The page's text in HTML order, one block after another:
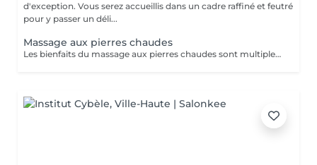
d'exception. Vous serez accueillis dans un cadre raffiné et feutré
pour y passer un déli...
Massage aux pierres chaudes
Les bienfaits du massage aux pierres chaudes sont multiples. Il permet notamment de lâcher prise, de détoxifier l'organisme et d'améliorer la circulation sanguine. Plusieurs maladies et certaines douleurs sont également traitées grâce à cette technique de massage, dont : L'arthrite ; La fibromyalgie ; L'insomnie ; Les douleurs musculaires ; Les maladies liées au stress. Cependant, tout le monde ne peut pas profiter des vertus thérapeutiques du massage aux pierres chaudes. Certaines contre-indications existent. Les personnes souffrant de diabète, de problèmes respiratoires ou cardiaques doivent éviter ce type ce massage. C'est également le cas pour les femmes enceintes.